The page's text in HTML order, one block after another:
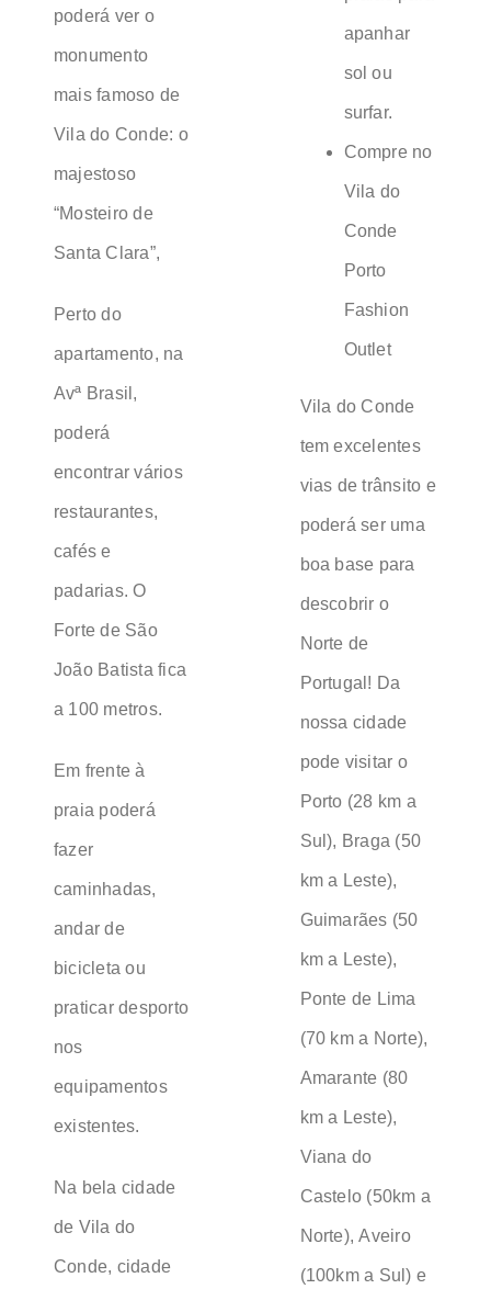
poderá ver o
monumento
mais famoso de
Vila do Conde: o
majestoso
“Mosteiro de
Santa Clara”,
Perto do
apartamento, na
Avª Brasil,
poderá
encontrar vários
restaurantes,
cafés e
padarias. O
Forte de São
João Batista fica
a 100 metros.
Em frente à
praia poderá
fazer
caminhadas,
andar de
bicicleta ou
praticar desporto
nos
equipamentos
existentes.
Na bela cidade
de Vila do
Conde, cidade
apanhar
sol ou
surfar.
Compre no
Vila do
Conde
Porto
Fashion
Outlet
Vila do Conde
tem excelentes
vias de trânsito e
poderá ser uma
boa base para
descobrir o
Norte de
Portugal! Da
nossa cidade
pode visitar o
Porto (28 km a
Sul), Braga (50
km a Leste),
Guimarães (50
km a Leste),
Ponte de Lima
(70 km a Norte),
Amarante (80
km a Leste),
Viana do
Castelo (50km a
Norte), Aveiro
(100km a Sul) e